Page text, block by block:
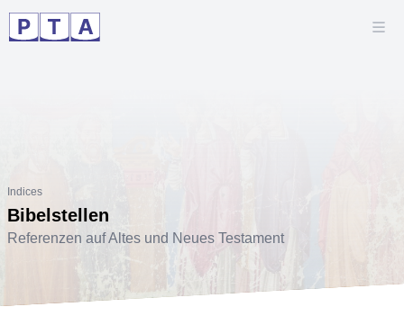
Indices
Bibelstellen
Referenzen auf Altes und Neues Testament